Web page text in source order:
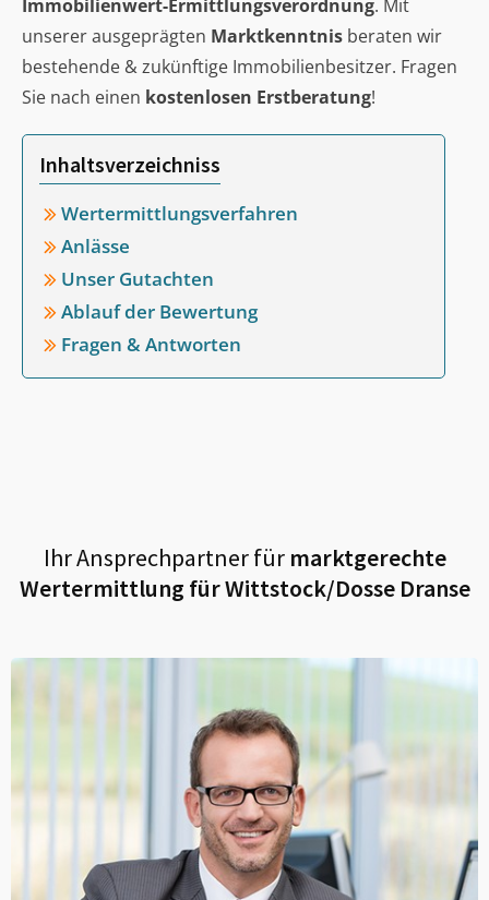
Immobilienwert-Ermittlungsverordnung. Mit
unserer ausgeprägten Marktkenntnis beraten wir
bestehende & zukünftige Immobilienbesitzer. Fragen
Sie nach einen kostenlosen Erstberatung!
Inhaltsverzeichniss
Wertermittlungsverfahren
Anlässe
Unser Gutachten
Ablauf der Bewertung
Fragen & Antworten
Ihr Ansprechpartner fürmarktgerechte
Wertermittlung fürWittstock/Dosse Dranse